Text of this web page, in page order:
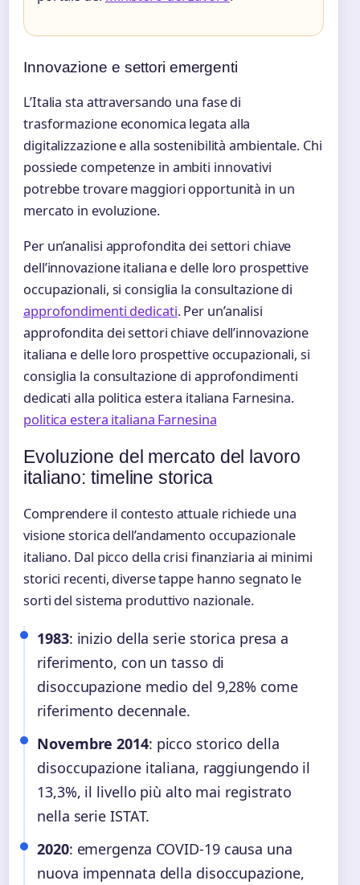
Innovazione e settori emergenti
L’Italia sta attraversando una fase di
trasformazione economica legata alla
digitalizzazione e alla sostenibilità ambientale. Chi
possiede competenze in ambiti innovativi
potrebbe trovare maggiori opportunità in un
mercato in evoluzione.
Per un’analisi approfondita dei settori chiave
dell’innovazione italiana e delle loro prospettive
occupazionali, si consiglia la consultazione di
approfondimenti dedicati. Per un’analisi
approfondita dei settori chiave dell’innovazione
italiana e delle loro prospettive occupazionali, si
consiglia la consultazione di approfondimenti
dedicati alla politica estera italiana Farnesina.
politica estera italiana Farnesina
Evoluzione del mercato del lavoro
italiano: timeline storica
Comprendere il contesto attuale richiede una
visione storica dell’andamento occupazionale
italiano. Dal picco della crisi finanziaria ai minimi
storici recenti, diverse tappe hanno segnato le
sorti del sistema produttivo nazionale.
1983: inizio della serie storica presa a
riferimento, con un tasso di
disoccupazione medio del 9,28% come
riferimento decennale.
Novembre 2014: picco storico della
disoccupazione italiana, raggiungendo il
13,3%, il livello più alto mai registrato
nella serie ISTAT.
2020: emergenza COVID-19 causa una
nuova impennata della disoccupazione,